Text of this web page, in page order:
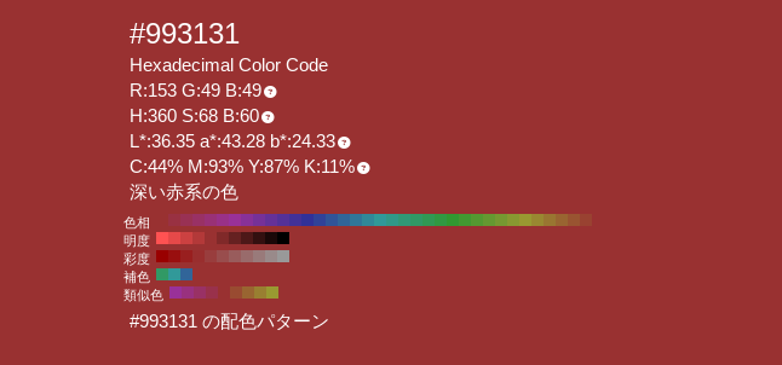
#993131
Hexadecimal Color Code
R:153 G:49 B:49
H:360 S:68 B:60
L*:36.35 a*:43.28 b*:24.33
C:44% M:93% Y:87% K:11%
深い赤系の色
色相
明度
彩度
補色
類似色
#993131 の配色パターン